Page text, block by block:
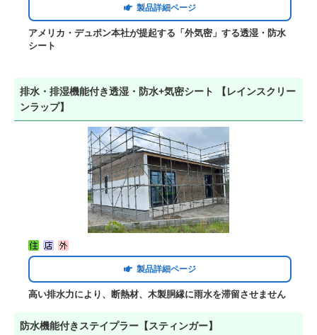
製品詳細ページ
アメリカ・デュポン本社が提起する「外気密」する透湿・防水
シート
排水・排湿機能付き透湿・防水+気密シート 【レインスクリー
ンラップ】
製品詳細ページ
高い排水力により、断熱材、木製胴縁に雨水を滞留させません
防水機能付きステイプラー【スティンガー】